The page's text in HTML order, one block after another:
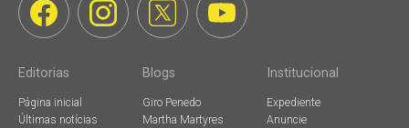
Editorias
Página inicial
Últimas notícias
Blogs
Giro Penedo
Martha Martyres
Institucional
Expediente
Anuncie